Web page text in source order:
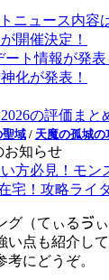
ニュース内容
開催決定！
ート情報が発表
化が発表！
の評価まと
聖域 / 天魔の孤城の
お知らせ
方必見！モン
宅！攻略ライ
グ（てぃるゔ
い点も紹介し
にどうぞ。